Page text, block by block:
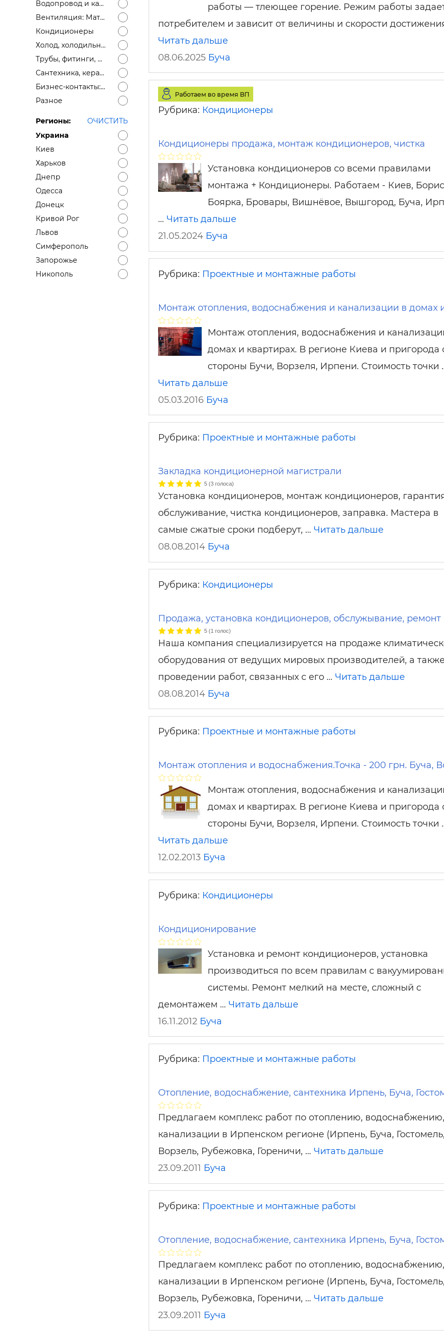
Водопровод и канализация: Материалы
Вентиляция: Материалы
Кондиционеры
Холод, холодильное оборудование
Трубы, фитинги, дымоходы
Сантехника, керамика
Бизнес-контакты: ищем поставщика, ищем дилеров, монтажные организации
Разное
Регионы:
ОЧИСТИТЬ
Украина
Киев
Харьков
Днепр
Одесса
Донецк
Кривой Рог
Львов
Симферополь
Запорожье
Никополь
работы — тлеющее горение. Режим работы
потребителем и зависит от величины и скорости
Читать дальше
08.06.2025 Буча
Работаем во время ВП
Рубрика: Кондиционеры
Кондиционеры продажа, монтаж кондиционеров, чистка
Установка кондиционеров со всеми правилами
монтажа + Кондиционеры. Работаем - Киев,
Боярка, Бровары, Вишнёвое, Вышгород, Буча,
… Читать дальше
21.05.2024 Буча
Рубрика: Проектные и монтажные работы
Монтаж отопления, водоснабжения и канализации в домах
Монтаж отопления, водоснабжения и
домах и квартирах. В регионе Киева и пригорода
стороны Бучи, Ворзеля, Ирпени. Стоимость точки
Читать дальше
05.03.2016 Буча
Рубрика: Проектные и монтажные работы
Закладка кондиционерной магистрали
5 (3 голоса)
Установка кондиционеров, монтаж кондиционеров,
обслуживание, чистка кондиционеров, заправка. Мастера в
самые сжатые сроки подберут, … Читать дальше
08.08.2014 Буча
Рубрика: Кондиционеры
Продажа, установка кондиционеров, обслужывание, ремонт
5 (1 голос)
Наша компания специализируется на продаже
оборудования от ведущих мировых производителей, а также
проведении работ, связанных с его … Читать дальше
08.08.2014 Буча
Рубрика: Проектные и монтажные работы
Монтаж отопления и водоснабжения.Точка - 200 грн. Буча,
Монтаж отопления, водоснабжения и
домах и квартирах. В регионе Киева и пригорода
стороны Бучи, Ворзеля, Ирпени. Стоимость точки
Читать дальше
12.02.2013 Буча
Рубрика: Кондиционеры
Кондиционирование
Установка и ремонт кондиционеров, установка
производиться по всем правилам с
системы. Ремонт мелкий на месте, сложный с
демонтажем … Читать дальше
16.11.2012 Буча
Рубрика: Проектные и монтажные работы
Отопление, водоснабжение, сантехника Ирпень, Буча,
Предлагаем комплекс работ по отоплению, водоснабжению,
канализации в Ирпенском регионе (Ирпень, Буча, Гостомель,
Ворзель, Рубежовка, Гореничи, … Читать дальше
23.09.2011 Буча
Рубрика: Проектные и монтажные работы
Отопление, водоснабжение, сантехника Ирпень, Буча,
Предлагаем комплекс работ по отоплению, водоснабжению,
канализации в Ирпенском регионе (Ирпень, Буча, Гостомель,
Ворзель, Рубежовка, Гореничи, … Читать дальше
23.09.2011 Буча